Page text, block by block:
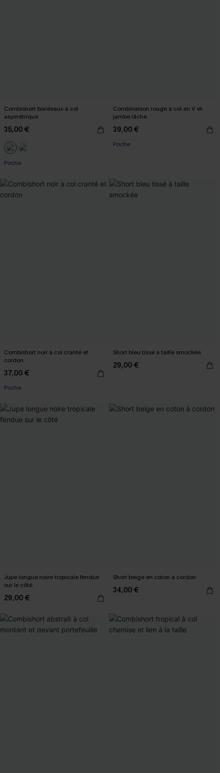
Combishort bordeaux à col
asymétrique
35,00 €
Poche
Combinaison rouge à col en V et
jambe lâche
39,00 €
Poche
Combishort noir à col cranté et
cordon
37,00 €
Poche
Short bleu tissé à taille smockée
29,00 €
Jupe longue noire tropicale fendue
sur le côté
29,00 €
Short beige en coton à cordon
34,00 €